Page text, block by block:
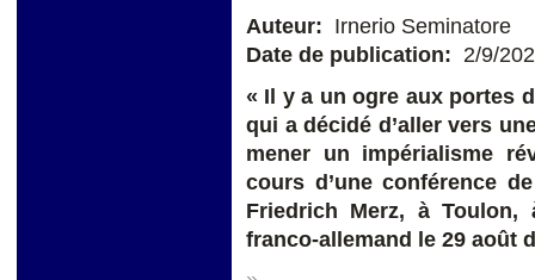
Auteur: Irnerio Seminatore
Date de publication: 2/9/
« Il y a un ogre aux portes
qui a décidé d’aller vers
mener un impérialisme
cours d’une conférence
Friedrich Merz, à Toulon,
franco-allemand le 29 août